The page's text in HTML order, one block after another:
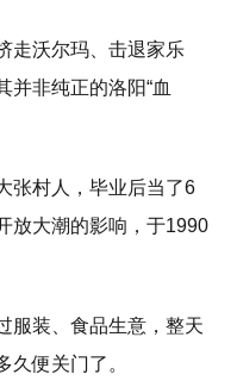
走沃尔玛、击退家乐
并非纯正的洛阳“血
张村人，毕业后当了6
放大潮的影响，于1990
服装、食品生意，整天
久便关门了。